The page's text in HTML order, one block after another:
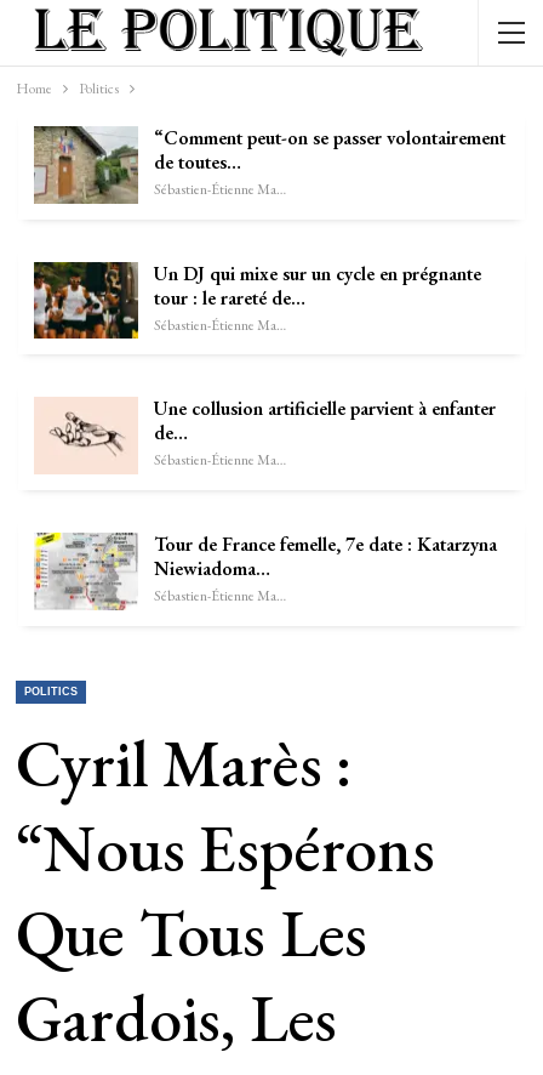
Home Politics
“Comment peut-on se passer volontairement
de toutes…
Sébastien-Étienne Marechal
Un DJ qui mixe sur un cycle en prégnante
tour : le rareté de…
Sébastien-Étienne Marechal
Une collusion artificielle parvient à enfanter
de…
Sébastien-Étienne Marechal
Tour de France femelle, 7e date : Katarzyna
Niewiadoma…
Sébastien-Étienne Marechal
POLITICS
Cyril Marès :
“Nous Espérons
Que Tous Les
Gardois, Les